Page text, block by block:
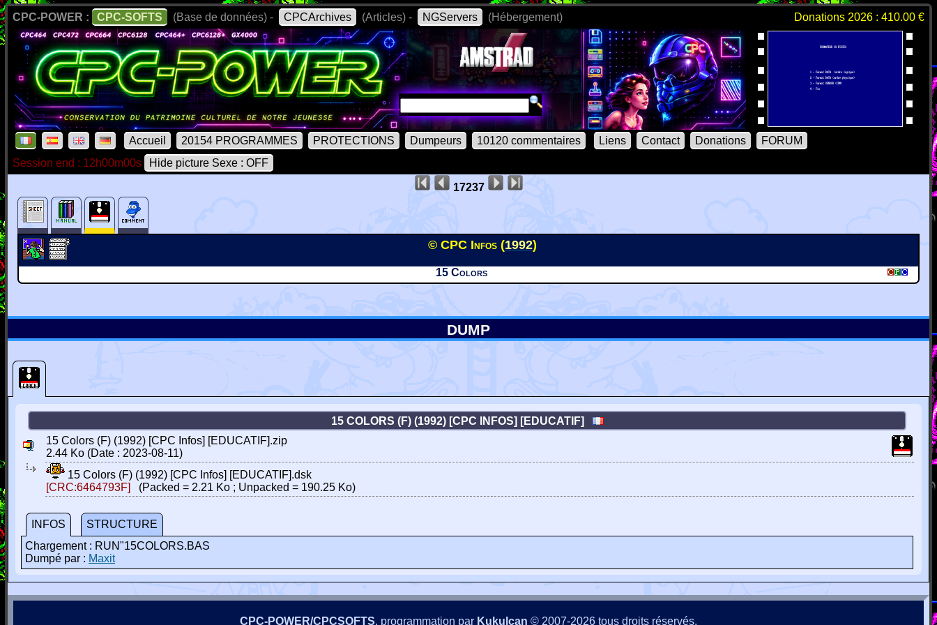
CPC-POWER : CPC-SOFTS (Base de données) - CPCArchives (Articles) - NGServers (Hébergement) Donations 2026 : 410.00 €
Accueil 20154 PROGRAMMES PROTECTIONS Dumpeurs 10120 commentaires Liens Contact Donations
FORUM
Session end : 12h00m00s
Hide picture Sexe : OFF
17237
© CPC Infos (1992)
15 Colors
DUMP
15 COLORS (F) (1992) [CPC INFOS] [EDUCATIF]
15 Colors (F) (1992) [CPC Infos] [EDUCATIF].zip
2.44 Ko (Date : 2023-08-11)
15 Colors (F) (1992) [CPC Infos] [EDUCATIF].dsk
[CRC:6464793F]
(Packed = 2.21 Ko ; Unpacked = 190.25 Ko)
INFOS
STRUCTURE
Chargement : RUN"15COLORS.BAS
Dumpé par : Maxit
CPC-POWER/CPCSOFTS, programmation par Kukulcan © 2007-2026 tous droits réservés.